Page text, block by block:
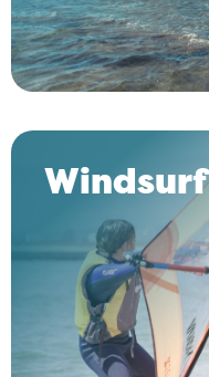
Windsurf